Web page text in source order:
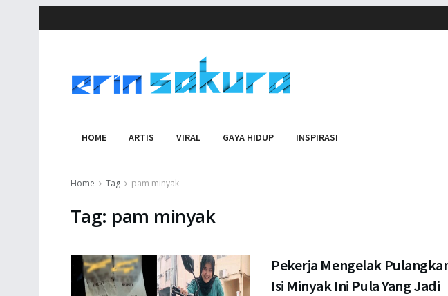
HOME ARTIS VIRAL GAYA HIDUP INSPIRASI
Home Tag pam minyak
Tag: pam minyak
Pekerja Mengelak
Isi Minyak Ini Pula Yang Jadi